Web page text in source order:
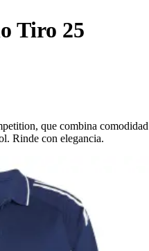
Tiro 25
que combina comodidad
Rinde con elegancia.